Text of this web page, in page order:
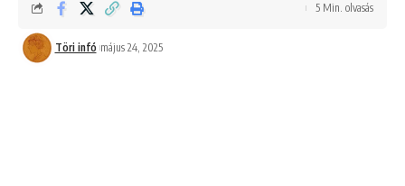
Töri infó május 24, 2025
5 Min. olvasás